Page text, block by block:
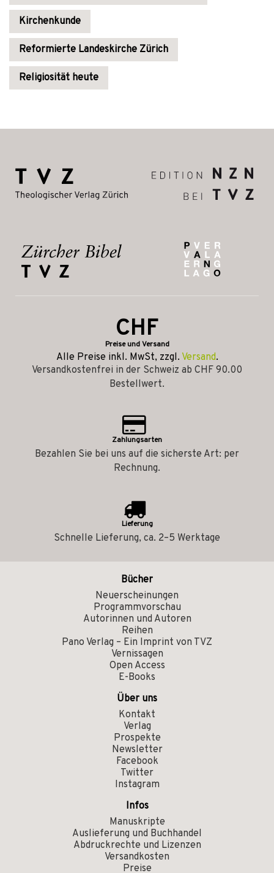
Kirchenkunde
Reformierte Landeskirche Zürich
Religiosität heute
CHF
Preise und Versand
Alle Preise inkl. MwSt, zzgl. Versand.
Versandkostenfrei in der Schweiz ab CHF 90.00
Bestellwert.
Zahlungsarten
Bezahlen Sie bei uns auf die sicherste Art: per
Rechnung.
Lieferung
Schnelle Lieferung, ca. 2–5 Werktage
Bücher
Neuerscheinungen
Programmvorschau
Autorinnen und Autoren
Reihen
Pano Verlag – Ein Imprint von TVZ
Vernissagen
Open Access
E-Books
Über uns
Kontakt
Verlag
Prospekte
Newsletter
Facebook
Twitter
Instagram
Infos
Manuskripte
Auslieferung und Buchhandel
Abdruckrechte und Lizenzen
Versandkosten
Preise